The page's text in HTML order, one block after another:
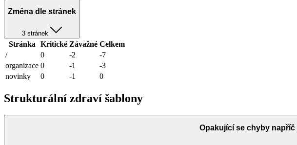
Změna dle stránek
3 stránek
Stránka Kritické Závažné Celkem
/
0 -2
-7
organizace 0 -1
-3
novinky
0 -1 0
Strukturální zdraví šablony
Opakující se chyby napříč